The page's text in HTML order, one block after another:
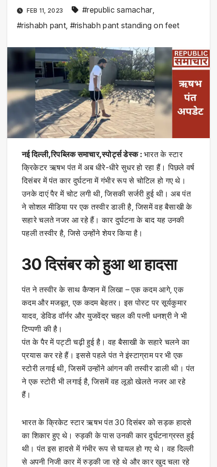
FEB 11, 2023 #republic samachar,
#rishabh pant, #rishabh pant standing on feet
नई दिल्ली,रिपब्लिक समाचार,स्पोर्ट्स डेस्क :भारत के स्टार
क्रिकेटर ऋषभ पंत में अब धीरे-धीरे सुधर हो रहा हैं। पिछले वर्ष
दिसंबर में पंत कार दुर्घटना में गंभीर रूप से चोटिल हो गए थे।
उनके दाएं पैर में चोट लगी थी, जिसकी सर्जरी हुई थी। अब पंत
ने सोशल मीडिया पर एक तस्वीर डाली है, जिसमें वह बैसाखी के
सहारे चलते नजर आ रहे हैं। कार दुर्घटना के बाद यह उनकी
पहली तस्वीर है, जिसे उन्होंने शेयर किया है।
30 दिसंबर को हुआ था हादसा
पंत ने तस्वीर के साथ कैप्शन में लिखा – एक कदम आगे, एक
कदम और मजबूत, एक कदम बेहतर। इस पोस्ट पर सूर्यकुमार
यादव, डेविड वॉर्नर और युजवेंद्र चहल की पत्नी धनश्री ने भी
टिप्पणी की है।
पंत के पैर में पट्टी चढ़ी हुई है। वह बैसाखी के सहारे चलने का
प्रयास कर रहे हैं। इससे पहले पंत ने इंस्टाग्राम पर भी एक
स्टोरी लगाई थी, जिसमें उन्होंने आंगन की तस्वीर डाली थी। पंत
ने एक स्टोरी भी लगाई है, जिसमें वह लूडो खेलते नजर आ रहे
हैं।
भारत के क्रिकेट स्टार ऋषभ पंत 30 दिसंबर को सड़क हादसे
का शिकार हुए थे। रुड़की के पास उनकी कार दुर्घटनाग्रस्त हुई
थी। पंत इस हादसे में गंभीर रूप से घायल हो गए थे। वह दिल्ली
से अपनी निजी कार में रुड़की जा रहे थे और कार खुद चला रहे